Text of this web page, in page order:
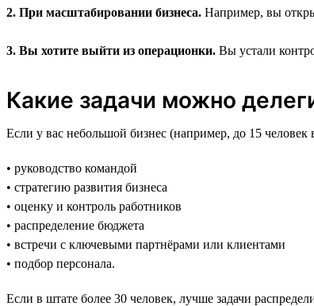
2. При масштабировании бизнеса. Например, вы
3. Вы хотите выйти из операционки. Вы устали
Какие задачи можно
Если у вас небольшой бизнес (например, до 15 человек
• руководство командой
• стратегию развития бизнеса
• оценку и контроль работников
• распределение бюджета
• встречи с ключевыми партнёрами или клиентами
• подбор персонала.
Если в штате более 30 человек, лучше задачи